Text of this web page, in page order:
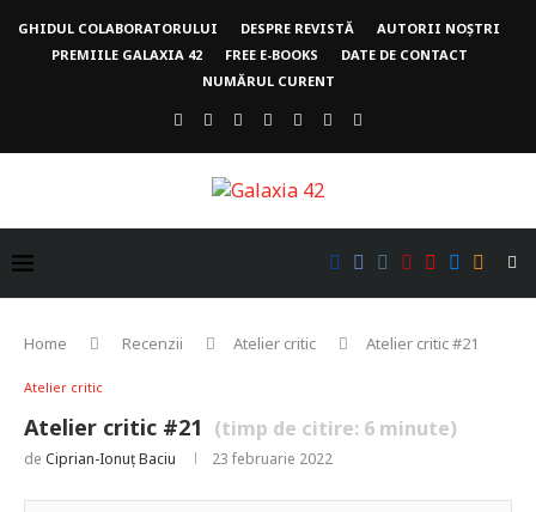
GHIDUL COLABORATORULUI DESPRE REVISTĂ
AUTORII NOȘTRI
PREMIILE GALAXIA 42
FREE E-BOOKS
DATE DE CONTACT
NUMĂRUL CURENT
Home Recenzii Atelier critic Atelier critic #21
Atelier critic
Atelier critic #21 (timp de citire: 6 minute)
de Ciprian-Ionuț Baciu 23 februarie 2022